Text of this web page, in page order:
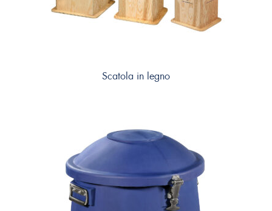
Scatola in legno